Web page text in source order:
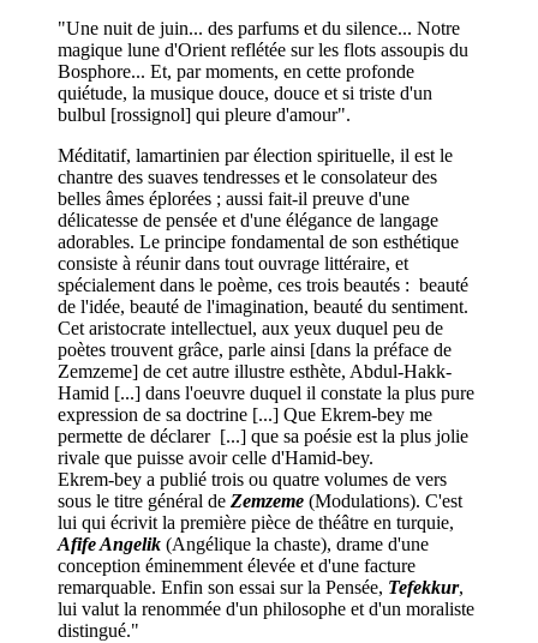
"Une nuit de juin... des parfums et du silence... Notre
magique lune d'Orient reflétée sur les flots assoupis du
Bosphore... Et, par moments, en cette profonde
quiétude, la musique douce, douce et si triste d'un
bulbul [rossignol] qui pleure d'amour".
Méditatif, lamartinien par élection spirituelle, il est le
chantre des suaves tendresses et le consolateur des
belles âmes éplorées ; aussi fait-il preuve d'une
délicatesse de pensée et d'une élégance de langage
adorables. Le principe fondamental de son esthétique
consiste à réunir dans tout ouvrage littéraire, et
spécialement dans le poème, ces trois beautés : beauté
de l'idée, beauté de l'imagination, beauté du sentiment.
Cet aristocrate intellectuel, aux yeux duquel peu de
poètes trouvent grâce, parle ainsi [dans la préface de
Zemzeme] de cet autre illustre esthète, Abdul-Hakk-
Hamid [...] dans l'oeuvre duquel il constate la plus pure
expression de sa doctrine [...] Que Ekrem-bey me
permette de déclarer [...] que sa poésie est la plus jolie
rivale que puisse avoir celle d'Hamid-bey.
Ekrem-bey a publié trois ou quatre volumes de vers
sous le titre général de Zemzeme (Modulations). C'est
lui qui écrivit la première pièce de théâtre en turquie,
Afife Angelik (Angélique la chaste), drame d'une
conception éminemment élevée et d'une facture
remarquable. Enfin son essai sur la Pensée, Tefekkur,
lui valut la renommée d'un philosophe et d'un moraliste
distingué."